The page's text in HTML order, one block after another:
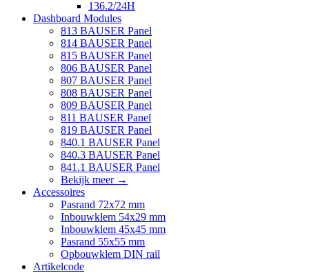
136.2/24H
Dashboard Modules
813 BAUSER Panel
814 BAUSER Panel
815 BAUSER Panel
806 BAUSER Panel
807 BAUSER Panel
808 BAUSER Panel
809 BAUSER Panel
811 BAUSER Panel
819 BAUSER Panel
840.1 BAUSER Panel
840.3 BAUSER Panel
841.1 BAUSER Panel
Bekijk meer →
Accessoires
Pasrand 72x72 mm
Inbouwklem 54x29 mm
Inbouwklem 45x45 mm
Pasrand 55x55 mm
Opbouwklem DIN rail
Artikelcode